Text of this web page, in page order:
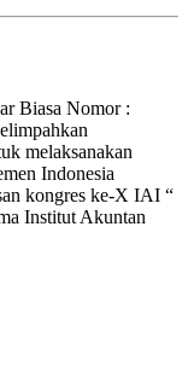
Biasa Nomor :
melaksanakan
Indonesia
kongres ke-X IAI “
Institut Akuntan